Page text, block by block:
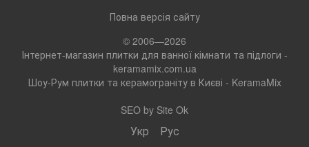
Повна версія сайту
© 2006—2026
Інтернет-магазин плитки для ванної кімнати та підлоги -
keramamix.com.ua
Шоу-Рум плитки та керамограніту в Києві - KeramaMix
SEO by Site Ok
Укр Рус